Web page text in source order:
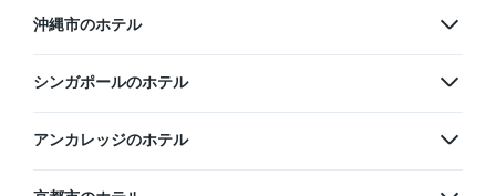
沖縄市のホテル
シンガポールのホテル
アンカレッジのホテル